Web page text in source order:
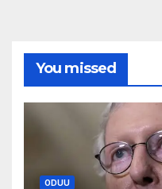
You missed
ODUU